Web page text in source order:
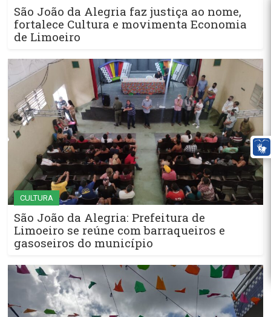
São João da Alegria faz justiça ao nome,
fortalece Cultura e movimenta Economia
de Limoeiro
CULTURA
São João da Alegria: Prefeitura de
Limoeiro se reúne com barraqueiros e
gasoseiros do município